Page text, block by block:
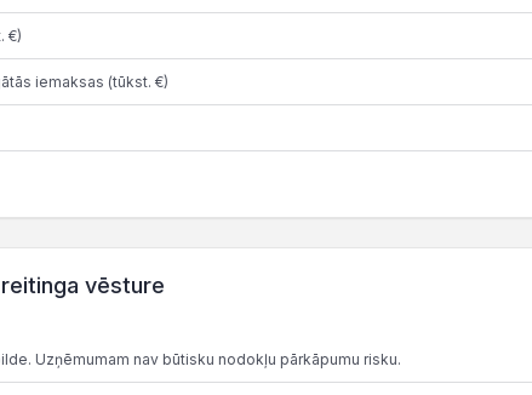
€)
iemaksas (tūkst. €)
vēsture
Uzņēmumam nav būtisku nodokļu pārkāpumu risku.